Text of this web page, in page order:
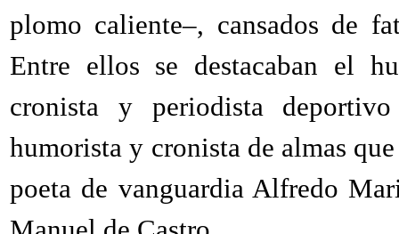
plomo caliente–, cansados de
Entre ellos se destacaban el
cronista y periodista
humorista y cronista de almas
poeta de vanguardia Alfredo